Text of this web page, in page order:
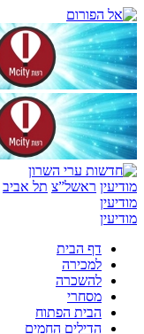
מודיעין ראשל”צ תל אביב
מודיעין
מודיעין
דף הבית
למכירה
להשכרה
מסחרי
הבית הפתוח
הדילים החמים